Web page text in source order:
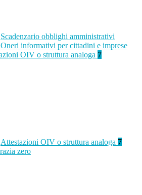
Scadenzario obblighi amministrativi
Oneri informativi per cittadini e imprese
OIV o struttura analoga 7
Attestazioni OIV o struttura analoga 7
zero